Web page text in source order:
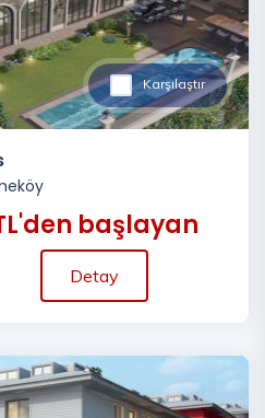
Karşılaştır
başlayan
Detay